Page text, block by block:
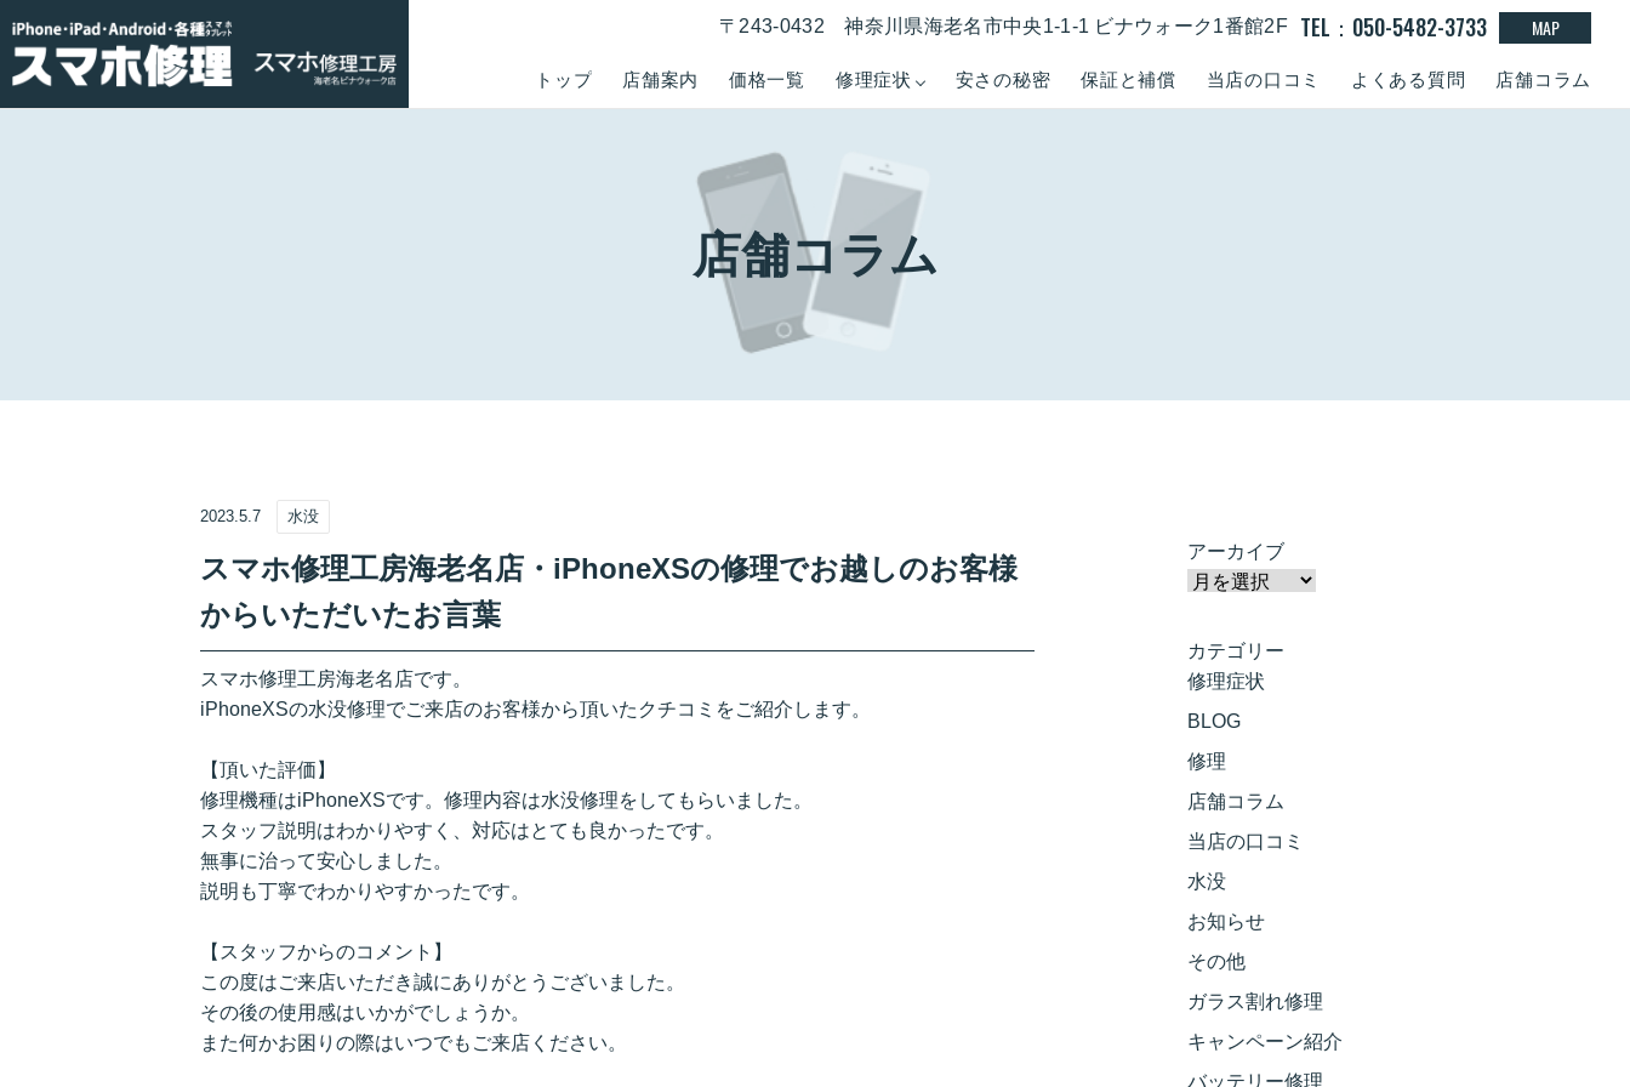
トップ 店舗案内 価格一覧 修理症状 安さの秘密 保証と補償 当店の口コミ よくある質問 店舗コラム
〒243-0432 神奈川県海老名市中央1-1-1 ビナウォーク1番館2F TEL：050-5482-3733 MAP
店舗コラム
2023.5.7 水没
スマホ修理工房海老名店・iPhoneXSの修理でお越しのお客様
からいただいたお言葉
スマホ修理工房海老名店です。
iPhoneXSの水没修理でご来店のお客様から頂いたクチコミをご紹介します。
【頂いた評価】
修理機種はiPhoneXSです。修理内容は水没修理をしてもらいました。
スタッフ説明はわかりやすく、対応はとても良かったです。
無事に治って安心しました。
説明も丁寧でわかりやすかったです。
【スタッフからのコメント】
この度はご来店いただき誠にありがとうございました。
その後の使用感はいかがでしょうか。
また何かお困りの際はいつでもご来店ください。
アーカイブ
カテゴリー
修理症状
BLOG
修理
店舗コラム
当店の口コミ
水没
お知らせ
その他
ガラス割れ修理
キャンペーン紹介
バッテリー修理